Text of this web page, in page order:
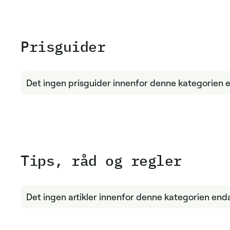
Pris­guider
Det ingen prisguider innenfor denne kategorien
Tips, råd og regler
Det ingen artikler innenfor denne kategorien